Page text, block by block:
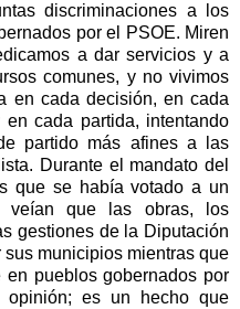
discriminaciones a los
por el PSOE. Miren
a dar servicios y a
comunes, y no vivimos
en cada decisión, en cada
cada partida, intentando
partido más afines a las
Durante el mandato del
que se había votado a un
que las obras, los
gestiones de la Diputación
municipios mientras que
en pueblos gobernados por
es un hecho que